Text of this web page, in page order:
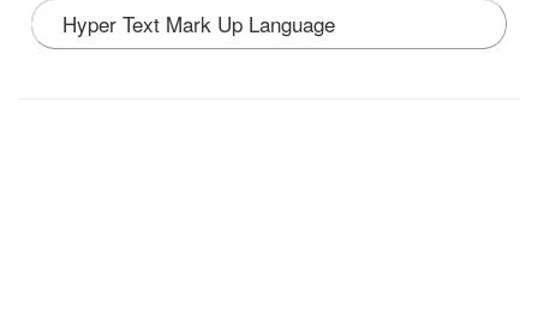
Hyper Text Mark Up Language